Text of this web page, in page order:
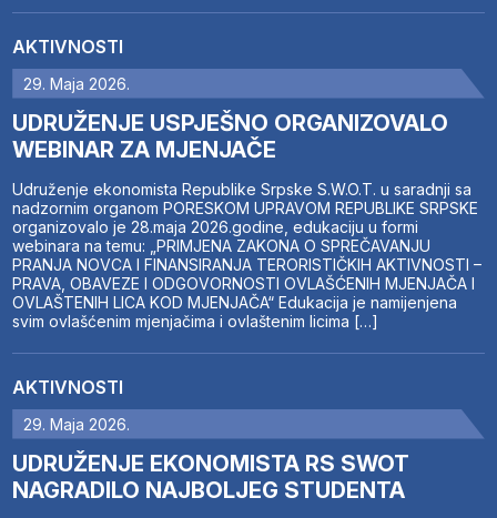
AKTIVNOSTI
29. Maja 2026.
UDRUŽENJE USPJEŠNO ORGANIZOVALO
WEBINAR ZA MJENJAČE
Udruženje ekonomista Republike Srpske S.W.O.T. u saradnji sa
nadzornim organom PORESKOM UPRAVOM REPUBLIKE SRPSKE
organizovalo je 28.maja 2026.godine, edukaciju u formi
webinara na temu: „PRIMJENA ZAKONA O SPREČAVANJU
PRANJA NOVCA I FINANSIRANJA TERORISTIČKIH AKTIVNOSTI –
PRAVA, OBAVEZE I ODGOVORNOSTI OVLAŠĆENIH MJENJAČA I
OVLAŠTENIH LICA KOD MJENJAČA“ Edukacija je namijenjena
svim ovlašćenim mjenjačima i ovlaštenim licima […]
AKTIVNOSTI
29. Maja 2026.
UDRUŽENJE EKONOMISTA RS SWOT
NAGRADILO NAJBOLJEG STUDENTA